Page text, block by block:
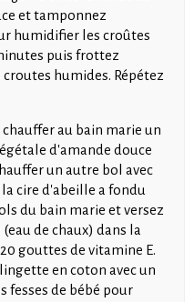
et tamponnez
humidifier les croûtes
puis frottez
humides. Répétez
chauffer au bain marie un
d'amande douce
un autre bol avec
la cire d'abeille a fondu
du bain marie et versez
de chaux) dans la
gouttes de vitamine E.
en coton avec un
fesses de bébé pour